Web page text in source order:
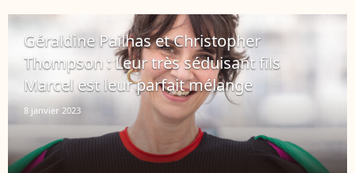
Géraldine Pailhas et Christopher
Thompson : Leur très séduisant fils
Marcel est leur parfait mélange
8 janvier 2023